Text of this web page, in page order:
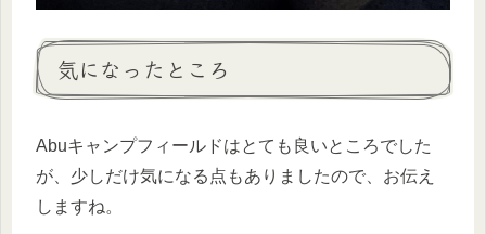
気になったところ
Abuキャンプフィールドはとても良いところでした
が、少しだけ気になる点もありましたので、お伝え
しますね。